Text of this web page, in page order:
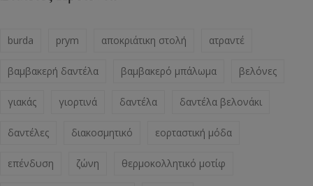
burda prym αποκριάτικη στολή ατραντέ
βαμβακερή δαντέλα βαμβακερό μπάλωμα βελόνες
γιακάς γιορτινά δαντέλα δαντέλα βελονάκι
δαντέλες διακοσμητικό εορταστική μόδα
επένδυση ζώνη θερμοκολλητικό μοτίφ